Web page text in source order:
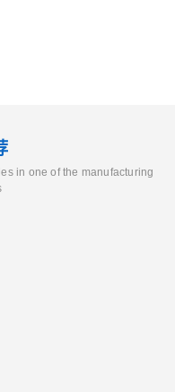
in one of the manufacturing